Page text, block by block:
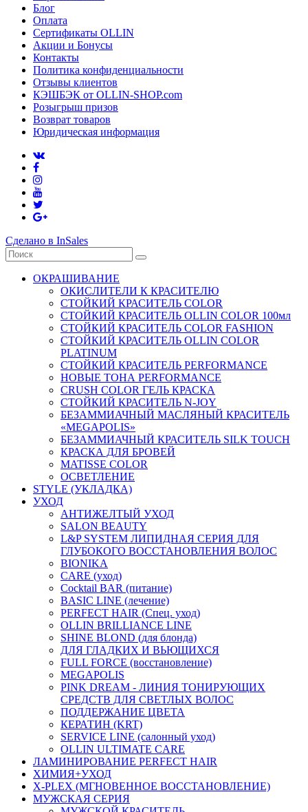
Блог
Оплата
Сертификаты OLLIN
Акции и Бонусы
Контакты
Политика конфиденциальности
Отзывы клиентов
КЭШБЭК от OLLIN-SHOP.com
Розыгрыш призов
Возврат товаров
Юридическая информация
Сделано в InSales
ОКРАШИВАНИЕ
ОКИСЛИТЕЛИ К КРАСИТЕЛЮ
СТОЙКИЙ КРАСИТЕЛЬ COLOR
СТОЙКИЙ КРАСИТЕЛЬ OLLIN COLOR 100мл
СТОЙКИЙ КРАСИТЕЛЬ COLOR FASHION
СТОЙКИЙ КРАСИТЕЛЬ OLLIN COLOR
PLATINUM
СТОЙКИЙ КРАСИТЕЛЬ PERFORMANCE
НОВЫЕ ТОНА PERFORMANCE
CRUSH COLOR ГЕЛЬ КРАСКА
СТОЙКИЙ КРАСИТЕЛЬ N-JOY
БЕЗАММИАЧНЫЙ МАСЛЯНЫЙ КРАСИТЕЛЬ
«MEGAPOLIS»
БЕЗАММИАЧНЫЙ КРАСИТЕЛЬ SILK TOUCH
КРАСКА ДЛЯ БРОВЕЙ
MATISSE COLOR
ОСВЕТЛЕНИЕ
STYLE (УКЛАДКА)
УХОД
АНТИЖЕЛТЫЙ УХОД
SALON BEAUTY
L&P SYSTEM ЛИПИДНАЯ СЕРИЯ ДЛЯ
ГЛУБОКОГО ВОССТАНОВЛЕНИЯ ВОЛОС
BIONIKA
CARE (уход)
Cocktail BAR (питание)
BASIC LINE (лечение)
PERFECT HAIR (Спец. уход)
OLLIN BRILLIANCE LINE
SHINE BLOND (для блонда)
ДЛЯ ГЛАДКИХ И ВЬЮЩИХСЯ
FULL FORCE (восстановление)
MEGAPOLIS
PINK DREAM - ЛИНИЯ ТОНИРУЮЩИХ
СРЕДСТВ ДЛЯ СВЕТЛЫХ ВОЛОС
ПОДДЕРЖАНИЕ ЦВЕТА
КЕРАТИН (KRT)
SERVICE LINE (салонный уход)
OLLIN ULTIMATE CARE
ЛАМИНИРОВАНИЕ PERFECT HAIR
ХИМИЯ+УХОД
X-PLEX (МГНОВЕННОЕ ВОССТАНОВЛЕНИЕ)
МУЖСКАЯ СЕРИЯ